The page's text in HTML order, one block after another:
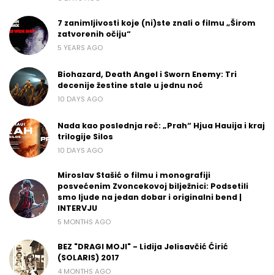
7 zanimljivosti koje (ni)ste znali o filmu „Širom
zatvorenih očiju“
5 YEARS AGO
Biohazard, Death Angel i Sworn Enemy: Tri
decenije žestine stale u jednu noć
10 DAYS AGO
Nada kao poslednja reč: „Prah“ Hjua Hauija i kraj
trilogije Silos
10 DAYS AGO
Miroslav Stašić o filmu i monografiji
posvećenim Zvoncekovoj bilježnici: Podsetili
smo ljude na jedan dobar i originalni bend |
INTERVJU
5 MONTHS AGO
BEZ "DRAGI MOJI" - Lidija Jelisavčić Ćirić
(SOLARIS) 2017
4 MONTHS AGO